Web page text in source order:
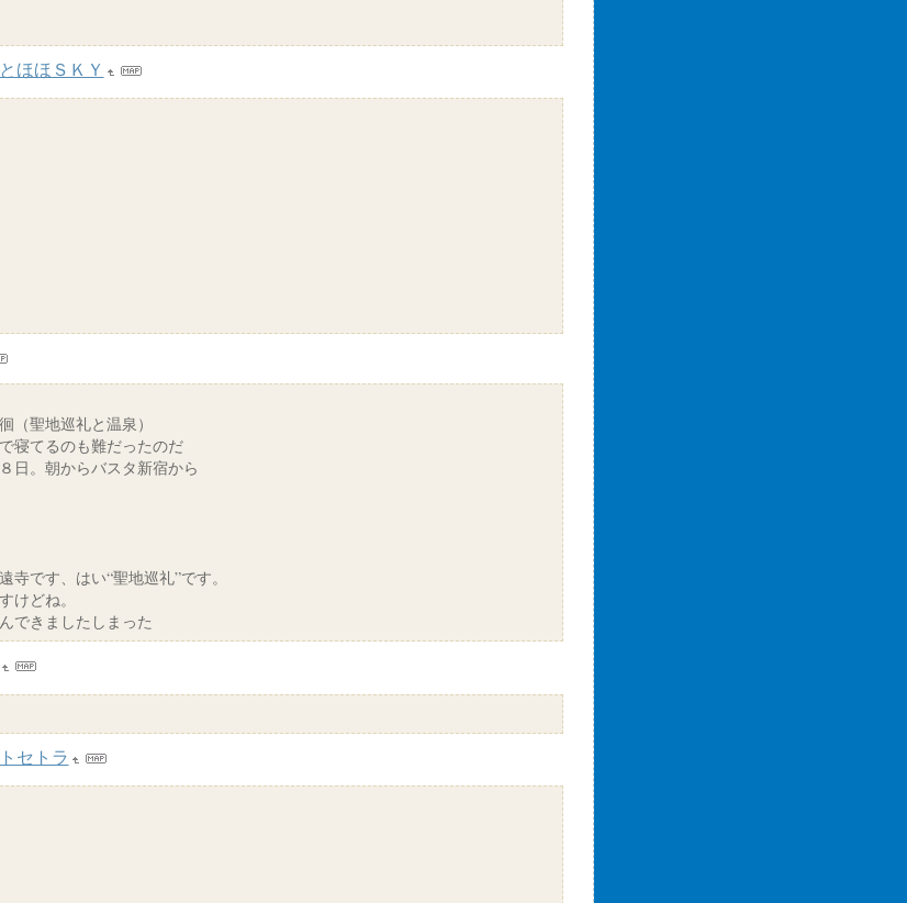
ほほＳＫＹ
（聖地巡礼と温泉）
寝てるのも難だったのだ
日。朝からバスタ新宿から
です、はい“聖地巡礼”です。
けどね。
できましたしまった
セトラ